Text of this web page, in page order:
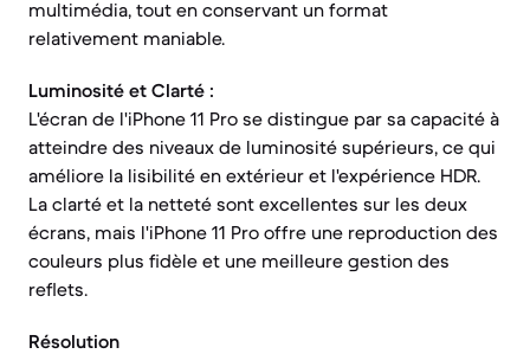
multimédia, tout en conservant un format
relativement maniable.
Luminosité et Clarté :
L'écran de l'iPhone 11 Pro se distingue par sa capacité à
atteindre des niveaux de luminosité supérieurs, ce qui
améliore la lisibilité en extérieur et l'expérience HDR.
La clarté et la netteté sont excellentes sur les deux
écrans, mais l'iPhone 11 Pro offre une reproduction des
couleurs plus fidèle et une meilleure gestion des
reflets.
Résolution